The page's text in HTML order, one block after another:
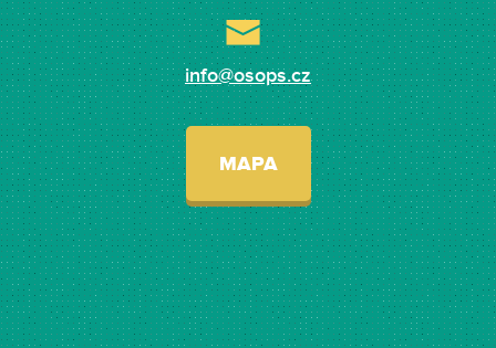
info@osops.cz
MAPA